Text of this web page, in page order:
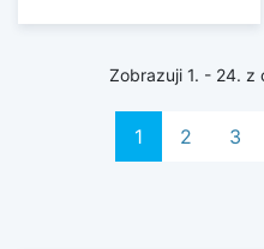
Zobrazuji 1. - 24. z
1 2 3